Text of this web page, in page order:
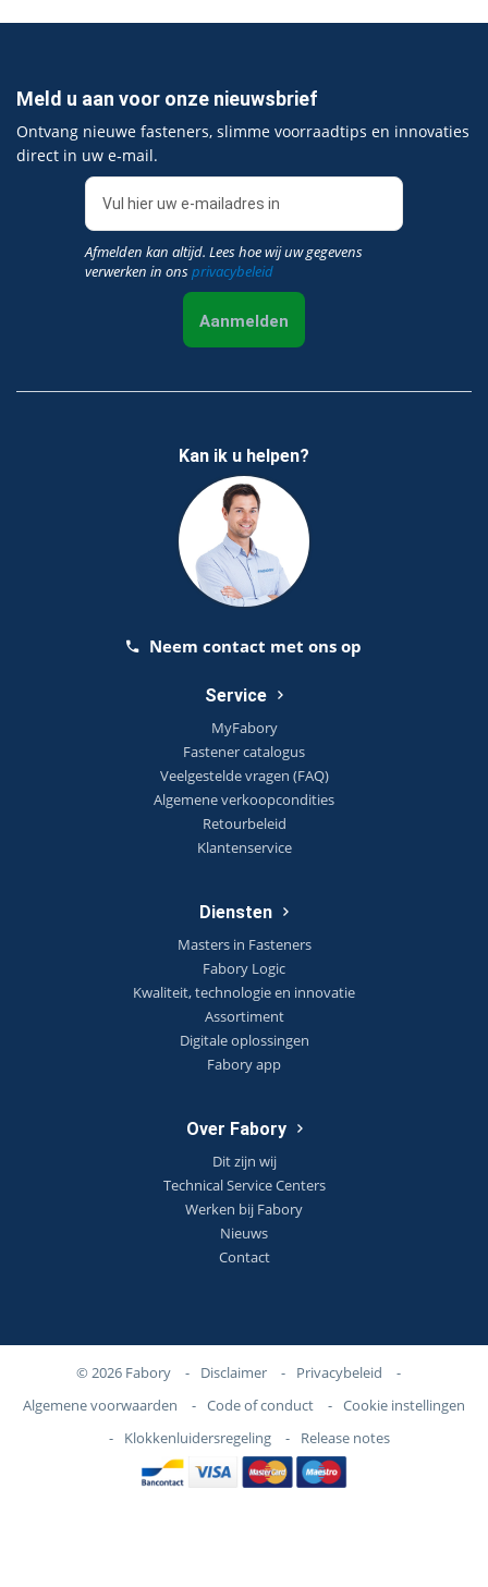
Meld u aan voor onze nieuwsbrief
Ontvang nieuwe fasteners, slimme voorraadtips en innovaties
direct in uw e‑mail.
Afmelden kan altijd. Lees hoe wij uw gegevens
verwerken in onsprivacybeleid
Aanmelden
Kan ik u helpen?
Neem contact met ons op
Service
MyFabory
Fastener catalogus
Veelgestelde vragen (FAQ)
Algemene verkoopcondities
Retourbeleid
Klantenservice
Diensten
Masters in Fasteners
Fabory Logic
Kwaliteit, technologie en innovatie
Assortiment
Digitale oplossingen
Fabory app
Over Fabory
Dit zijn wij
Technical Service Centers
Werken bij Fabory
Nieuws
Contact
© 2026 Fabory - Disclaimer - Privacybeleid
-
Algemene voorwaarden
- Code of conduct - Cookie instellingen
-
Klokkenluidersregeling - Release notes